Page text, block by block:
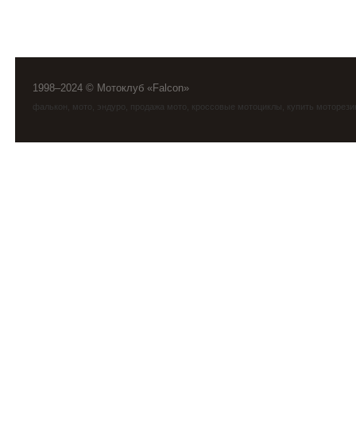
1998–2024 © Мотоклуб «Falcon»
фалькон мото эндуро , продажа мото, кроссовые мотоциклы, купить